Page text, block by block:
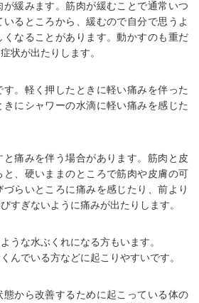
緩みます。筋肉が緩むことで通常いつ
るところから、緩むので自分で思うよ
くなることがあります。動かすのも重だ
状が出たりします。
。軽く押したときに軽い痛みを伴った
きにシャワーの水滴に軽い痛みを感じた
痛みを伴う場合があります。筋肉と皮
と、硬いままのところで筋肉や皮膚の可
らいところに痛みを感じたり、前より
すぎないように痛みが出たりします。
うな水ぶくれになる方もいます。
んでいる方などに起こりやすいです。
から改善するために起こっている体の